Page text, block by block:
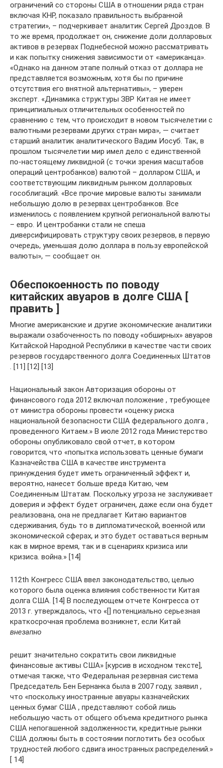
ограничений со стороны США в отношении ряда стран
включая КНР, показало правильность выбранной
стратегии», – подчеркивает аналитик Сергей Дроздов. В
то же время, продолжает он, снижение доли долларовых
активов в резервах Поднебесной можно рассматривать
и как попытку снижения зависимости от «американца».
«Однако на данном этапе полный отказ от доллара не
представляется возможным, хотя бы по причине
отсутствия его внятной альтернативы», – уверен
эксперт. «Динамика структуры ЗВР Китая не имеет
принципиальных отличительных особенностей по
сравнению с тем, что происходит в новом тысячелетии с
валютными резервами других стран мира», — считает
старший аналитик аналитического Вадим Иосуб. Так, в
прошлом тысячелетии мир имел дело с единственной
по-настоящему ликвидной (с точки зрения масштабов
операций центробанков) валютой – долларом США, и
соответствующим ликвидным рынком долларовых
гособлигаций. «Все прочие мировые валюты занимали
небольшую долю в резервах центробанков. Все
изменилось с появлением крупной региональной валюты
– евро. И центробанки стали не спеша
диверсифицировать структуру своих резервов, в первую
очередь, уменьшая долю доллара в пользу европейской
валюты», — сообщает он.
Обеспокоенность по поводу
китайских авуаров в долге США [
править ]
Многие американские и другие экономические аналитики
выражали озабоченность по поводу «обширных» авуаров
Китайской Народной Республики в качестве части своих
резервов государственного долга Соединенных Штатов
. [11] [12] [13]
Национальный закон Авторизация обороны от
финансового года 2012 включал положение , требующее
от министра обороны провести «оценку риска
национальной безопасности США федерального долга ,
проведенного Китаем.» В июле 2012 года Министерство
обороны опубликовало свой отчет, в котором
говорится, что «попытка использовать ценные бумаги
Казначейства США в качестве инструмента
принуждения будет иметь ограниченный эффект и,
вероятно, нанесет больше вреда Китаю, чем
Соединенным Штатам. Поскольку угроза не заслуживает
доверия и эффект будет ограничен, даже если она будет
реализована, она не предлагает Китаю вариантов
сдерживания, будь то в дипломатической, военной или
экономической сферах, и это будет оставаться верным
как в мирное время, так и в сценариях кризиса или
кризиса. война.» [14]
112th Конгресс США ввел законодательство, целью
которого была оценка влияния собственности Китая
долга США. [14] В последующем отчете Конгресса от
2013 г. утверждалось, что «[] потенциально серьезная
краткосрочная проблема возникнет, если Китай
внезапно
решит значительно сократить свои ликвидные
финансовые активы США» [курсив в исходном тексте],
отмечая также, что Федеральная резервная система
Председатель Бен Бернанка была в 2007 году, заявил ,
что «поскольку иностранные авуары казначейских
ценных бумаг США , представляют собой лишь
небольшую часть от общего объема кредитного рынка
США непогашенной задолженности, кредитные рынки
США должны быть в состоянии поглотить без особых
трудностей любого сдвига иностранных распределений.»
[ 14]